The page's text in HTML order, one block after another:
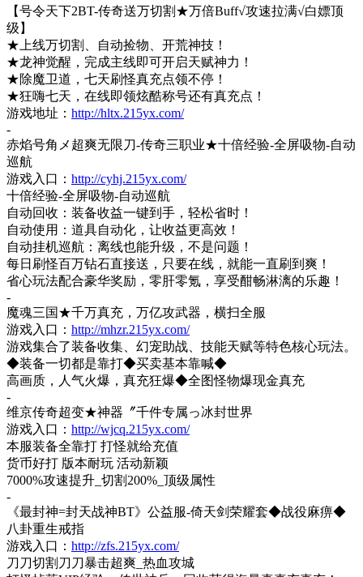
【号令天下2BT-传奇送万切割★万倍Buff√攻速拉满√白嫖顶
级】
★上线万切割、自动捡物、开荒神技！
★龙神觉醒，完成主线即可开启天赋神力！
★除魔卫道，七天刷怪真充点领不停！
★狂嗨七天，在线即领炫酷称号还有真充点！
游戏地址： http://hltx.215yx.com/
-
赤焰号角メ超爽无限刀-传奇三职业★十倍经验-全屏吸物-自动
巡航
游戏入口： http://cyhj.215yx.com/
十倍经验-全屏吸物-自动巡航
自动回收：装备收益一键到手，轻松省时！
自动使用：道具自动化，让收益更高效！
自动挂机巡航：离线也能升级，不是问题！
每日刷怪百万钻石直接送，只要在线，就能一直刷到爽！
省心玩法配合豪华奖励，零肝零氪，享受酣畅淋漓的乐趣！
-
魔魂三国★千万真充，万亿攻武器，横扫全服
游戏入口： http://mhzr.215yx.com/
游戏集合了装备收集、幻宠助战、技能天赋等特色核心玩法。
◆装备一切都是靠打◆买卖基本靠喊◆
高画质，人气火爆，真充狂爆◆全图怪物爆现金真充
-
维京传奇超变★神器〞千件专属っ冰封世界
游戏入口： http://wjcq.215yx.com/
本服装备全靠打 打怪就给充值
货币好打 版本耐玩 活动新颖
7000%攻速提升_切割200%_顶级属性
-
《最封神=封天战神BT》公益服-倚天剑荣耀套◆战役麻痹◆
八卦重生戒指
游戏入口： http://zfs.215yx.com/
刀刀切割刀刀暴击超爽 _热血攻城